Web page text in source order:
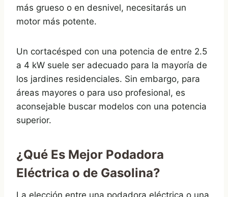
más grueso o en desnivel, necesitarás un
motor más potente.
Un cortacésped con una potencia de entre 2.5
a 4 kW suele ser adecuado para la mayoría de
los jardines residenciales. Sin embargo, para
áreas mayores o para uso profesional, es
aconsejable buscar modelos con una potencia
superior.
¿Qué Es Mejor Podadora
Eléctrica o de Gasolina?